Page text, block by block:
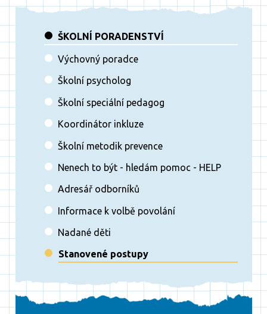
ŠKOLNÍ PORADENSTVÍ
Výchovný poradce
Školní psycholog
Školní speciální pedagog
Koordinátor inkluze
Školní metodik prevence
Nenech to být - hledám pomoc - HELP
Adresář odborníků
Informace k volbě povolání
Nadané děti
Stanovené postupy